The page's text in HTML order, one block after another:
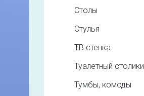
Столы
Стулья
ТВ стенка
Туалетный столики
Тумбы, комоды